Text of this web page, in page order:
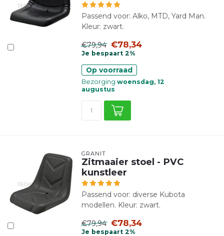
Passend voor: Alko, MTD, Yard Man.
Kleur: zwart.
€79,94 €78,34
Je bespaart 2%
Op voorraad
Bezorging woensdag, 12
augustus
GRANIT
Zitmaaier stoel - PVC
kunstleer
Passend voor: diverse Kubota
modellen. Kleur: zwart.
€79,94 €78,34
Je bespaart 2%